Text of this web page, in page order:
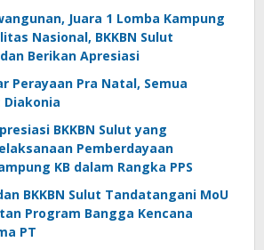
Juara 1 Lomba Kampung
Nasional, BKKBN Sulut
Berikan Apresiasi
Perayaan Pra Natal, Semua
Diakonia
BKKBN Sulut yang
Pemberdayaan
KB dalam Rangka PPS
BKKBN Sulut Tandatangani MoU
Program Bangga Kencana
PT